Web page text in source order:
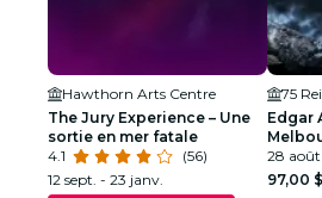
Hawthorn Arts Centre
The Jury Experience – Une
sortie en mer fatale
4.1
(56)
12 sept. - 23 janv.
75
Edgar
28 août
97,00